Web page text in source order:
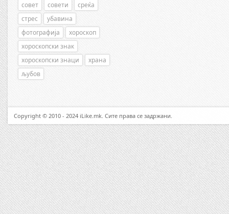
совет
совети
среќа
стрес
убавина
фотографија
хороскоп
хороскопски знак
хороскопски знаци
храна
љубов
Copyright © 2010 - 2024 iLike.mk. Сите права се задржани.